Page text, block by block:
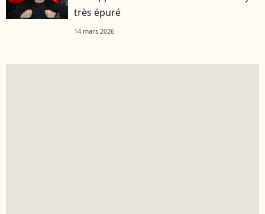
très épuré
14 mars 2026